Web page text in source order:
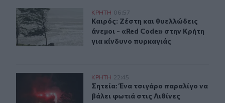
Καιρός: Ζέστη και θυελλώδεις άνεμοι - «Red Code»
ΚΡΗΤΗ 06:57
Καιρός: Ζέστη και θυελλώδεις
Καιρός: Ζέστη και θυελλώδεις
άνεμοι - «Red Code» στην Κρήτη
για κίνδυνο πυρκαγιάς
Σητεία: Ένα τσιγάρο παραλίγο να βάλει φωτιά στις
ΚΡΗΤΗ 22:45
Σητεία: Ένα τσιγάρο παραλίγο να
Σητεία: Ένα τσιγάρο παραλίγο να
βάλει φωτιά στις Λιθίνες